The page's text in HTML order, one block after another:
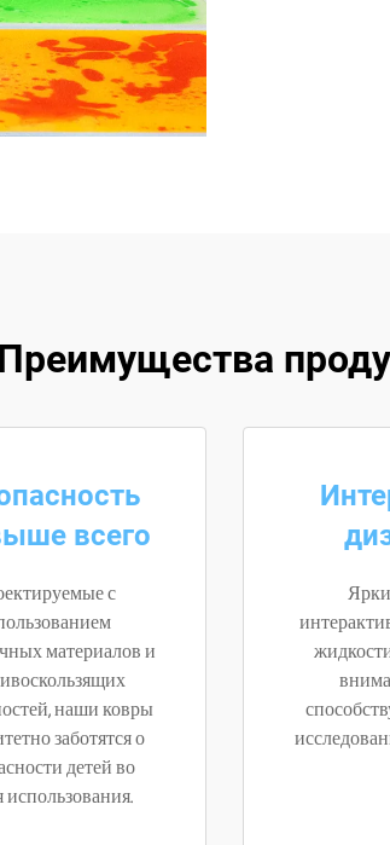
Преимущества
всего
с
материалов и
наши ковры
заботятся о
детей во
использования.